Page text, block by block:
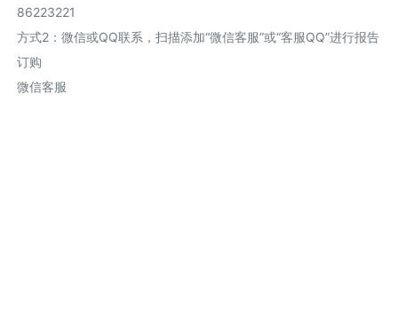
86223221
方式2 ：微信或QQ联系，扫描添加“微信客服”或“客服QQ”进行报告
订购
微信客服